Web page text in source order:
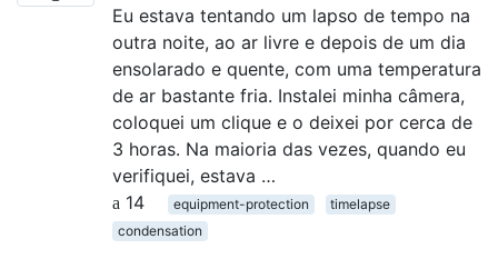
Eu estava tentando um lapso de tempo na
outra noite, ao ar livre e depois de um dia
ensolarado e quente, com uma temperatura
de ar bastante fria. Instalei minha câmera,
coloquei um clique e o deixei por cerca de
3 horas. Na maioria das vezes, quando eu
verifiquei, estava …
14
equipment-protection
timelapse
condensation